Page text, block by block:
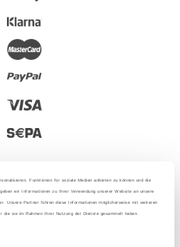
Funktionen für soziale Medien anbieten zu können und die
wir Informationen zu Ihrer Verwendung unserer Website an unsere
Unsere Partner führen diese Informationen möglicherweise mit weiteren
die sie im Rahmen Ihrer Nutzung der Dienste gesammelt haben.
amore da Berlino